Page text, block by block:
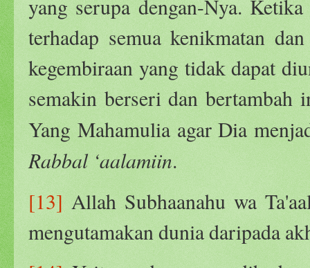
yang serupa dengan-Nya.
terhadap semua kenikmatan
kegembiraan yang tidak dapat
semakin berseri dan bertambah
Yang Mahamulia agar Dia
Rabbal ‘aalamiin.
[13] Allah Subhaanahu wa
mengutamakan dunia daripada